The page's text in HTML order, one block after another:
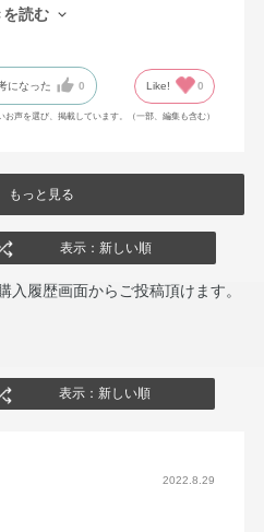
ームプライマーも購入して使って
たるところの崩れもマシになって
びてくれるので、少量で全顔伸ば
も、何となく肌の色むらが整って
。
を読む
になった 0 Like! 0
声を選び、掲載しています。（一部、編集も含む）
もっと見る
表示：新しい順
履歴画面からご投稿頂けます。
表示：新しい順
2022.8.29